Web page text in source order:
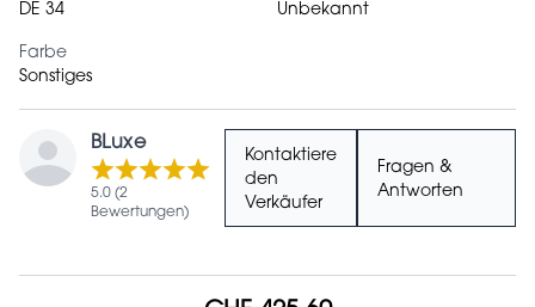
DE 34
Unbekannt
Farbe
Sonstiges
BLuxe
5.0 (2
Bewertungen)
Kontaktiere
den
Verkäufer
Fragen &
Antworten